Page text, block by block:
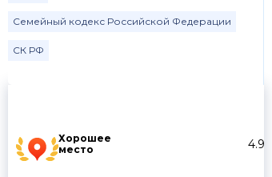
Хорошее
место
4.9
Семейный кодекс Российской Федерации
СК РФ